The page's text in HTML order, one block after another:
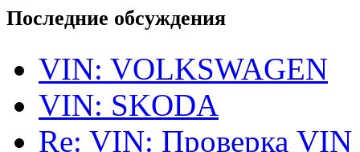
Последние обсуждения
VIN: VOLKSWAGEN
VIN: SKODA
Re: VIN: Проверка VIN